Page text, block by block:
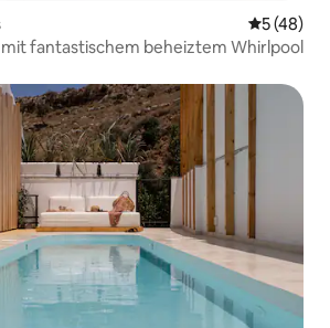
5 (48)
fantastischem beheiztem Whirlpool